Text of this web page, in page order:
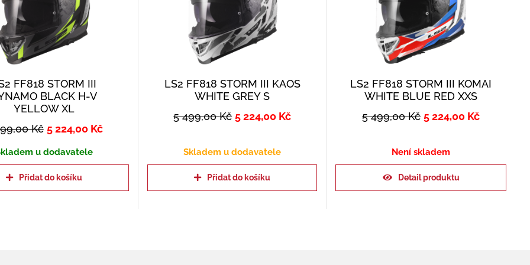
FF818 STORM III
BLACK H-V
YELLOW XL
Kč 5 224,00 Kč
u dodavatele
Přidat do košíku
LS2 FF818 STORM III KAOS
WHITE GREY S
5 499,00Kč 5 224,00 Kč
Skladem u dodavatele
Přidat do košíku
LS2 FF818 STORM III KOMAI
WHITE BLUE RED XXS
5 499,00Kč 5 224,00 Kč
Není skladem
Detail produktu